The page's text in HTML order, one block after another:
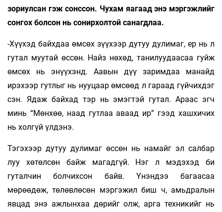
зориулсан гэж сонссон. Чухам яагаад энэ мэргэжлийг
сонгох болсон нь сонирхолтой санагдлаа.
-Хүүхэд байхдаа өмсөх зүүхээр дутуу дулимаг, ер нь л
гутал муутай өссөн. Найз нөхөд, танилуудаасаа гуйж
өмсөх нь энүүхэнд. Аавын дүү заримдаа манайд
ирэхээр гутлыг нь нууцаар өмсөөд л гараад гүйчихдэг
сэн. Ядаж байхад тэр нь эмэгтэй гутал. Араас эгч
минь “Мөнхөө, наад гутлаа аваад ир” гээд хашхичих
нь холгүй үлдэнэ.
Тэгэхээр дутуу дулимаг өссөн нь намайг эл салбар
луу хөтөлсөн байж магадгүй. Нэг л мэдэхэд би
гуталчин болчихсон байв. Үнэндээ багаасаа
мөрөөдөж, төлөвлөсөн мэргэжил биш ч, амьдралын
явцад энэ ажлынхаа дөрийг олж, арга техникийг нь